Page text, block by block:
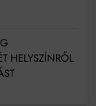
HELYSZÍNRŐL